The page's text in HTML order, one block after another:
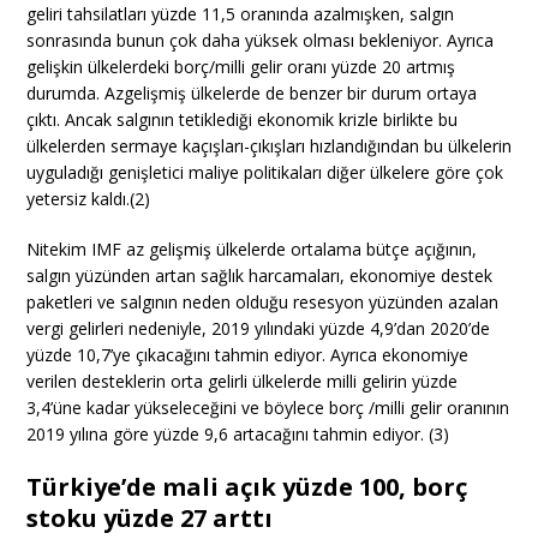
geliri tahsilatları yüzde 11,5 oranında azalmışken, salgın
sonrasında bunun çok daha yüksek olması bekleniyor. Ayrıca
gelişkin ülkelerdeki borç/milli gelir oranı yüzde 20 artmış
durumda. Azgelişmiş ülkelerde de benzer bir durum ortaya
çıktı. Ancak salgının tetiklediği ekonomik krizle birlikte bu
ülkelerden sermaye kaçışları-çıkışları hızlandığından bu ülkelerin
uyguladığı genişletici maliye politikaları diğer ülkelere göre çok
yetersiz kaldı.(2)
Nitekim IMF az gelişmiş ülkelerde ortalama bütçe açığının,
salgın yüzünden artan sağlık harcamaları, ekonomiye destek
paketleri ve salgının neden olduğu resesyon yüzünden azalan
vergi gelirleri nedeniyle, 2019 yılındaki yüzde 4,9’dan 2020’de
yüzde 10,7’ye çıkacağını tahmin ediyor. Ayrıca ekonomiye
verilen desteklerin orta gelirli ülkelerde milli gelirin yüzde
3,4’üne kadar yükseleceğini ve böylece borç /milli gelir oranının
2019 yılına göre yüzde 9,6 artacağını tahmin ediyor. (3)
Türkiye’de mali açık yüzde 100, borç
stoku yüzde 27 arttı